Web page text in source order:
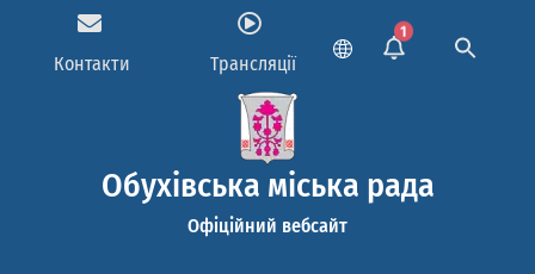
Контакти Трансляції
1
Обухівська міська рада
Офіційний вебсайт